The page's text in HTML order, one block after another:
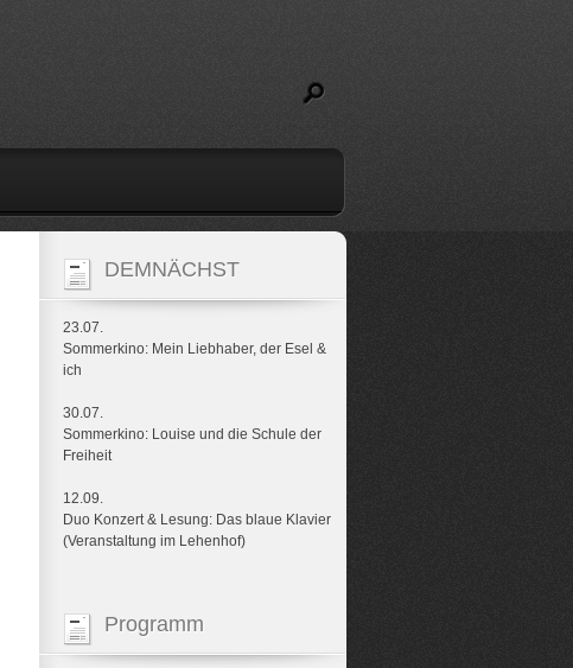
DEMNÄCHST
23.07.
Sommerkino: Mein Liebhaber, der Esel &
ich
30.07.
Sommerkino: Louise und die Schule der
Freiheit
12.09.
Duo Konzert & Lesung: Das blaue Klavier
(Veranstaltung im Lehenhof)
Programm